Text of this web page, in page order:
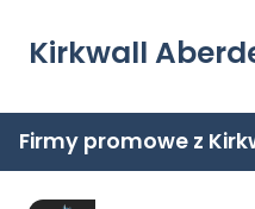
Kirkwall
Firmy promowe z